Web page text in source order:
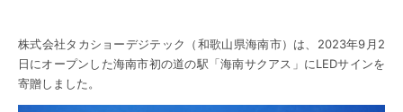
株式会社タカショーデジテック（和歌山県海南市）は、2023年9月2
日にオープンした海南市初の道の駅「海南サクアス」にLEDサインを
寄贈しました。